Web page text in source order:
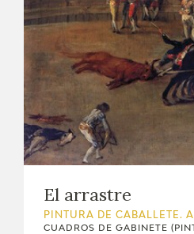
El arrastre
PINTURA DE CABALLETE.
CUADROS DE GABINETE